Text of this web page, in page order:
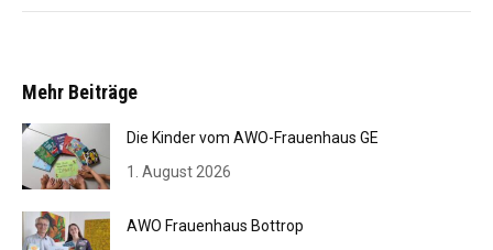
Mehr Beiträge
Die Kinder vom AWO-Frauenhaus GE
1. August 2026
AWO Frauenhaus Bottrop